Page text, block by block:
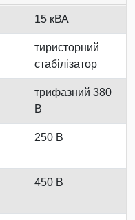
15 кВА
тиристорний
стабілізатор
трифазний 380
В
250 В
450 В